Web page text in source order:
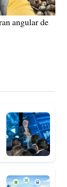
angular de